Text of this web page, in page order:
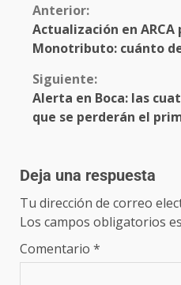
Anterior:
Actualización en ARCA
Monotributo: cuánto
Siguiente:
Alerta en Boca: las
que se perderán el
Deja una respuesta
Tu dirección de correo
Los campos obligatorios
Comentario *